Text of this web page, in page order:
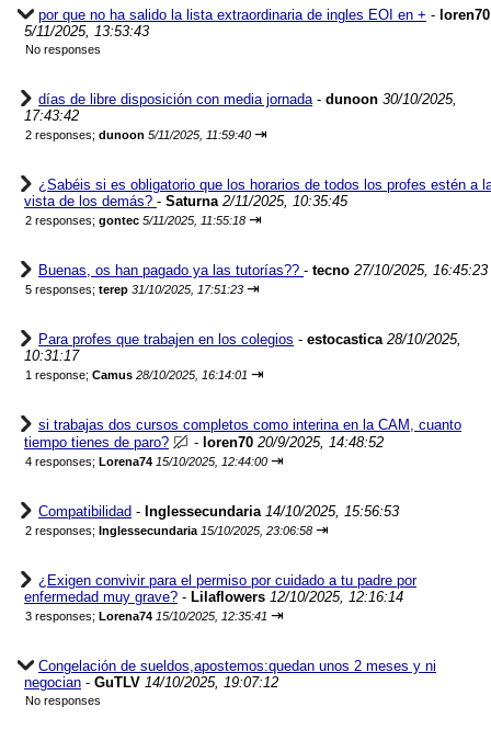
por que no ha salido la lista extraordinaria de ingles EOI en + - loren70
5/11/2025, 13:53:43
No responses
días de libre disposición con media jornada- dunoon 30/10/2025,
17:43:42
2 responses; dunoon 5/11/2025, 11:59:40 ⇥
¿Sabéis si es obligatorio que los horarios de todos los profes estén a
vista de los demás? - Saturna 2/11/2025, 10:35:45
2 responses; gontec 5/11/2025, 11:55:18 ⇥
Buenas, os han pagado ya las tutorías?? - tecno 27/10/2025, 16:45:23
5 responses; terep 31/10/2025, 17:51:23 ⇥
Para profes que trabajen en los colegios - estocastica 28/10/2025,
10:31:17
1 response; Camus 28/10/2025, 16:14:01 ⇥
si trabajas dos cursos completos como interina en la CAM, cuanto
tiempo tienes de paro?
- loren70 20/9/2025, 14:48:52
4 responses; Lorena74 15/10/2025, 12:44:00 ⇥
Compatibilidad - Inglessecundaria 14/10/2025, 15:56:53
2 responses; Inglessecundaria 15/10/2025, 23:06:58 ⇥
¿Exigen convivir para el permiso por cuidado a tu padre por
enfermedad muy grave? - Lilaflowers 12/10/2025, 12:16:14
3 responses; Lorena74 15/10/2025, 12:35:41 ⇥
Congelación de sueldos,apostemos:quedan unos 2 meses y ni
negocian - GuTLV 14/10/2025, 19:07:12
No responses